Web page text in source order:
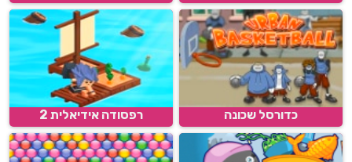
כדורסל שכונה רפסודה אידיאלית 2